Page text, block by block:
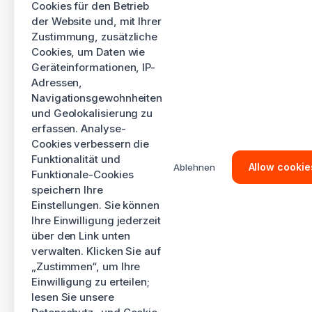
Cookies für den Betrieb
der Website und, mit Ihrer
Zustimmung, zusätzliche
Cookies, um Daten wie
Geräteinformationen, IP-
Adressen,
Navigationsgewohnheiten
und Geolokalisierung zu
erfassen. Analyse-
Cookies verbessern die
Funktionalität und
Funktionale-Cookies
speichern Ihre
Einstellungen. Sie können
Ihre Einwilligung jederzeit
über den Link unten
verwalten. Klicken Sie auf
„Zustimmen“, um Ihre
Einwilligung zu erteilen;
lesen Sie unsere
Ablehnen Allow